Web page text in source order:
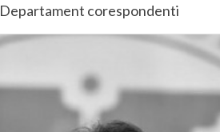
Departament corespondenti